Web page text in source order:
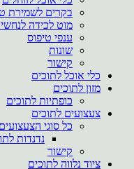
בקרים לשמירת
מוט לכידה
ענפי טיפוס
שונות
קישור
כלי אוכל לתוכים
מזון לתוכים
כופתיות לתוכים
צעצועים לתוכים
כל סוגי הצעצועים
נדנדות
קישור
ציוד נלווה לתוכים